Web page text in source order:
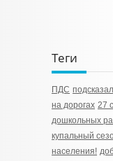
Теги
ПДС
на дорогах 27
дошкольных
купальный
населения!